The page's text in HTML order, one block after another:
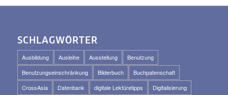
SCHLAGWÖRTER
Ausbildung Ausleihe Ausstellung
Benutzung
Benutzungseinschränkung
Bilderbuch
Buchpatenschaft
CrossAsia
Datenbank digitale Lektüretipps
Digitalisierung